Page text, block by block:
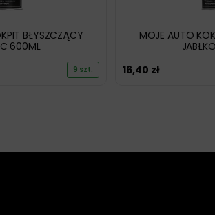
BŁYSZCZĄCY
600ML
9 szt.
MOJE AUTO
16,40 zł